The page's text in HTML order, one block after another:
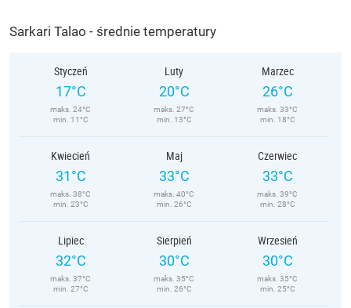
Sarkari Talao - średnie temperatury
Styczeń
17°C
maks. 24°C
min. 11°C
Luty
20°C
maks. 27°C
min. 13°C
Marzec
26°C
maks. 33°C
min. 18°C
Kwiecień
31°C
maks. 38°C
min. 23°C
Maj
33°C
maks. 40°C
min. 26°C
Czerwiec
33°C
maks. 39°C
min. 28°C
Lipiec
32°C
maks. 37°C
min. 27°C
Sierpień
30°C
maks. 35°C
min. 26°C
Wrzesień
30°C
maks. 35°C
min. 25°C